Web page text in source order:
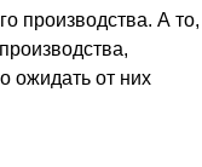
производства. А то,
ожидать от них